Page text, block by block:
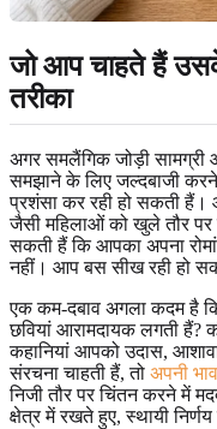
जो आप चाहते हैं
तरीका
अगर समलैंगिक जोड़ी सामग्री
समझाने के लिए जल्दबाजी
प्रशंसा कर रही हो सकती
जैसी महिलाओं को खुले तौर पर
सकती हैं कि आपका अपना
नहीं। आप बस सीख रही हो
एक कम-दबाव अगला कदम है
छवियां आरामदायक लगती हैं?
कहानियां आपको उदास,
संरचना चाहती हैं, तो अपनी
निजी तौर पर चिंतन करने में
क्षेत्र में रखते हुए, स्थायी निर्णय